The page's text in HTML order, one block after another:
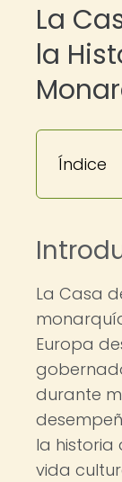
La
la
Índice
La Casa
Europa
durante
la historia
vida